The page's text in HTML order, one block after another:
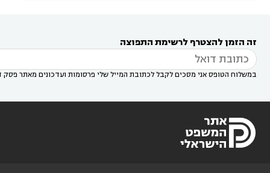
דין בשוהם 
זה הזמן להצטרף לרשימת התפוצה
במשלוח הטופס אני מסכים לקבל לכתובת המייל שלי פרסומות ועדכונים מאתר פסק